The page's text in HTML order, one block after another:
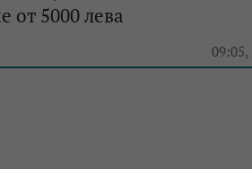
от 5000 лева
09:05,